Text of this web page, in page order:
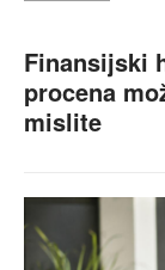
Finansijski
procena
mislite